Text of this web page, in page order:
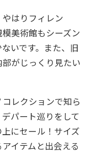
はりフィレン
美術館もシーズン
いです。また、旧
がじっくり見たい
レクションで知ら
パート巡りをして
にセール！サイズ
イテムと出会える